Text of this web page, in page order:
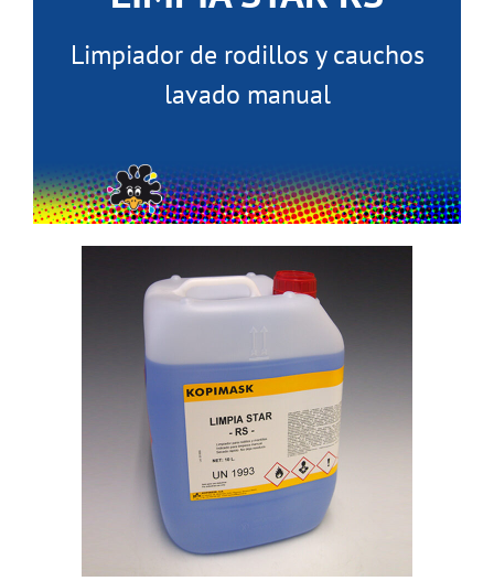
Limpiador de rodillos y cauchos
lavado manual